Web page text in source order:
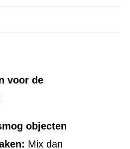
voor de
objecten
Mix dan